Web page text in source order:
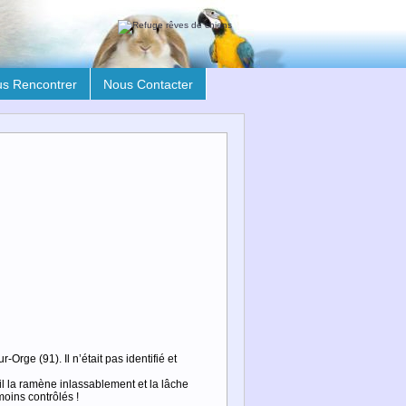
Rencontrer Nous Contacter
Orge (91). Il n’était pas identifié et
la ramène inlassablement et la lâche
contrôlés !